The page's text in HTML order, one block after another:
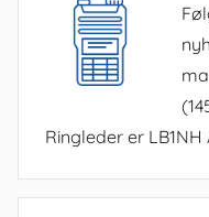
Ringleder er LB1NH